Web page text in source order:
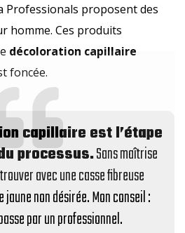
Professionals proposent des
homme. Ces produits
décoloration capillaire
foncée.
capillaire est l’étape
processus.Sans maîtrise
avec une casse fibreuse
non désirée. Mon conseil :
par un professionnel.